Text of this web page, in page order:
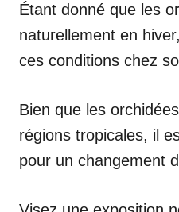
Étant donné que les
naturellement en
ces conditions chez
Bien que les
régions tropicales, il
pour un changement